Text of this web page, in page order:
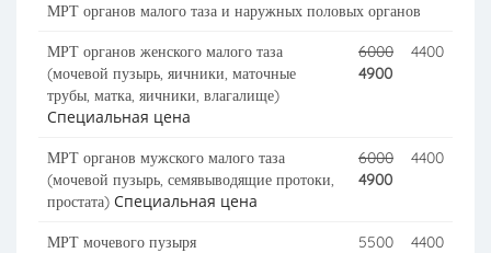
МРТ органов малого таза и наружных половых органов
МРТ органов женского малого таза
(мочевой пузырь, яичники, маточные
трубы, матка, яичники, влагалище)
Специальная цена
6000
4900
4400
МРТ органов мужского малого таза
(мочевой пузырь, семявыводящие протоки,
простата) Специальная цена
6000
4900
4400
МРТ мочевого пузыря 5500 4400